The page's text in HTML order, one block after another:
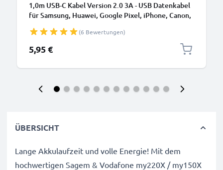
1,0m USB-C Kabel Version 2.0 3A - USB Datenkabel
für Samsung, Huawei, Google Pixel, iPhone, Canon,
(6 Bewertungen)
5,95 €
ÜBERSICHT
Lange Akkulaufzeit und volle Energie! Mit dem
hochwertigen Sagem & Vodafone my220X / my150X